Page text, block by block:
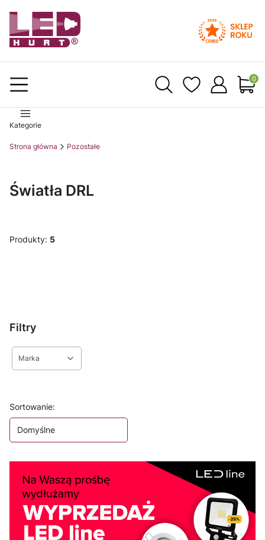
Kategorie
Strona główna Pozostałe
Światła DRL
Produkty: 5
Filtry
Marka
Lista produktów
Sortowanie:
Domyślne